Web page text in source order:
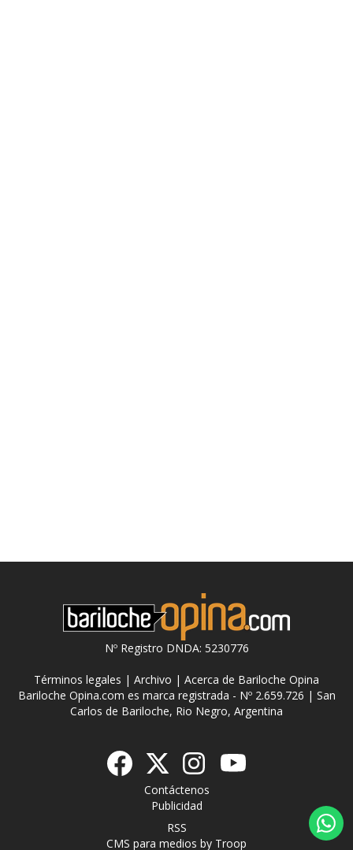
Nº Registro DNDA: 5230776
Términos legales | Archivo | Acerca de Bariloche Opina
Bariloche Opina.com es marca registrada - Nº 2.659.726 | San
Carlos de Bariloche, Rio Negro, Argentina
Contáctenos
Publicidad
RSS
CMS para medios by Troop